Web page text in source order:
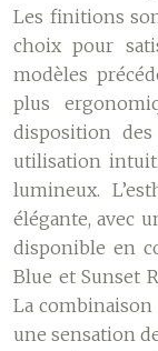
Les finitions
choix pour
modèles
plus
disposition
utilisation
lumineux.
élégante, avec
disponible en
Blue et Sunset
La
une sensation